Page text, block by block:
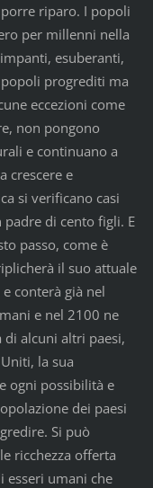
riparo. I popoli
per millenni nella
esuberanti,
progrediti ma
eccezioni come
non pongono
e continuano a
crescere e
si verificano casi
di cento figli. E
passo, come è
il suo attuale
conterà già nel
e nel 2100 ne
alcuni altri paesi,
la sua
ogni possibilità e
dei paesi
Si può
ricchezza offerta
esseri umani che